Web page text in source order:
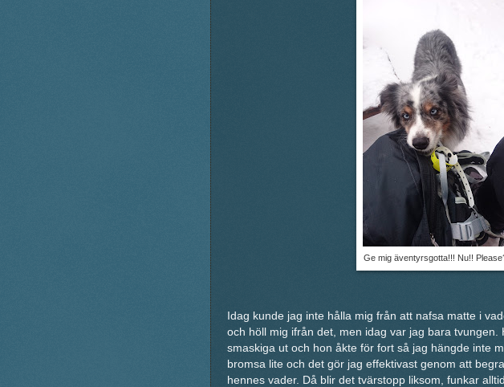
Ge mig äventyrsgotta!!! Nu!!
Idag kunde jag inte hålla mig från att nafsa matte i
och höll mig ifrån det, men idag var jag bara tvungen.
smaskiga ut och hon åkte för fort så jag hängde inte
bromsa lite och det gör jag effektivast genom att
hennes vader. Då blir det tvärstopp liksom, funkar